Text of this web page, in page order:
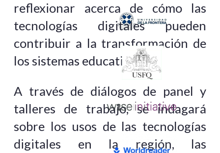
reflexionar acerca de cómo las
tecnologías digitales pueden
contribuir a la transformación de
los sistemas educativos.
A través de diálogos de panel y
talleres de trabajo, se indagará
sobre los usos de las tecnologías
digitales en la región, las